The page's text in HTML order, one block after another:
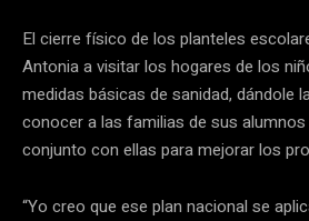
El cierre físico de los planteles
Antonia a visitar los hogares de los
medidas básicas de sanidad, dándole
conocer a las familias de sus alumnos
conjunto con ellas para mejorar los
“Yo creo que ese plan nacional se